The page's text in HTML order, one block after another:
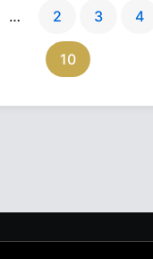
… 2 3 4
10